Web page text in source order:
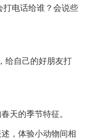
打电话给谁？会说些
给自己的好朋友打
天的季节特征。
，体验小动物间相